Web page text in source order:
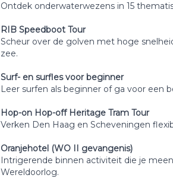
Ontdek onderwaterwezens in 15
RIB Speedboot Tour
Scheur over de golven met hoge
zee.
Surf- en surfles voor beginner
Leer surfen als beginner of ga voor een
Hop-on Hop-off Heritage Tram Tour
Verken Den Haag en Scheveningen
Oranjehotel (WO II gevangenis)
Intrigerende binnen activiteit die je
Wereldoorlog.